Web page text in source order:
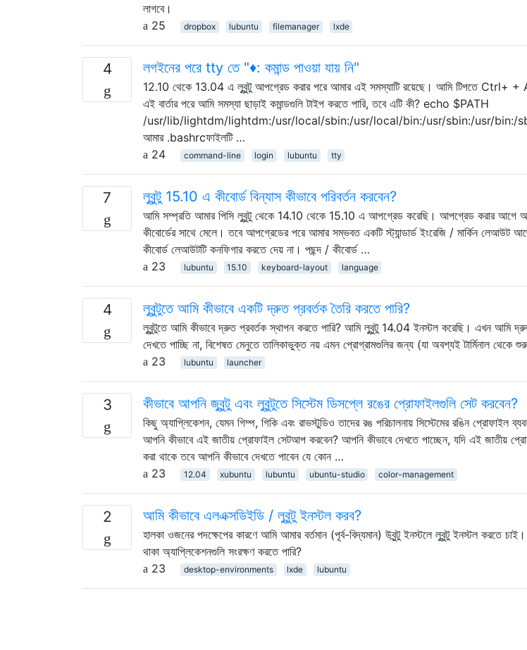
লাগবে।
25
dropbox lubuntu filemanager lxde
4 লগইনের পরে tty তে "♦: কমান্ড পাওয়া যায় নি"
12.10 থেকে 13.04 এ লুবুন্টু আপগ্রেড করার পরে আমার এই সমস্যাটি রয়েছে। আমি টিপতে
এই বার্তার পরে আমি সমস্যা ছাড়াই কমান্ডগুলি টাইপ করতে পারি, তবে এটি কী? echo $PATH
/usr/lib/lightdm/lightdm:/usr/local/sbin:/usr/local/bin:/usr/sbin:/usr/bin:/
আমার .bashrcফাইলটি …
24
command-line login lubuntu tty
7 লুবুন্টু 15.10 এ কীবোর্ড বিন্যাস কীভাবে পরিবর্তন করবেন?
আমি সম্প্রতি আমার পিসি লুবুন্টু থেকে 14.10 থেকে 15.10 এ আপগ্রেড করেছি। আপগ্রেড করার আগে
কীবোর্ডের সাথে মেলে। তবে আপগ্রেডের পরে আমার সম্ভবত একটি স্ট্যান্ডার্ড ইংরেজি / মার্কিন লেআউট
কীবোর্ড লেআউটটি কনফিগার করতে দেয় না। পছন্দ / কীবোর্ড …
23
lubuntu 15.10 keyboard-layout language
4 লুবুন্টুতে আমি কীভাবে একটি দ্রুত প্রবর্তক তৈরি করতে পারি?
লুবুন্টুতে আমি কীভাবে দ্রুত প্রবর্তক স্থাপন করতে পারি? আমি লুবুন্টু 14.04 ইনস্টল করেছি। এখন আমি
দেখতে পাচ্ছি না, বিশেষত মেনুতে তালিকাভুক্ত নয় এমন প্রোগ্রামগুলির জন্য (যা অবশ্যই টার্মিনাল থেকে
23
lubuntu launcher
3 কীভাবে আপনি জুবুন্টু এবং লুবুন্টুতে সিস্টেম ডিসপ্লে রঙের প্রোফাইলগুলি সেট করবেন?
কিছু অ্যাপ্লিকেশন, যেমন গিম্প, গিকি এবং রাভস্টুডিও তাদের রঙ পরিচালনায় সিস্টেমের রঙিন প্রোফাইল
আপনি কীভাবে এই জাতীয় প্রোফাইল সেটআপ করবেন? আপনি কীভাবে দেখতে পাচ্ছেন, যদি এই জাতীয়
করা থাকে তবে আপনি কীভাবে দেখতে পাবেন যে কোন …
23
12.04 xubuntu lubuntu ubuntu-studio color-management
2 আমি কীভাবে এলএক্সডিইডি / লুবুন্টু ইনস্টল করব?
হালকা ওজনের পদক্ষেপের কারণে আমি আমার বর্তমান (পূর্ব-বিদ্যমান) উবুন্টু ইনস্টলে লুবুন্টু ইনস্টল করতে
থাকা অ্যাপ্লিকেশনগুলি সংরক্ষণ করতে পারি?
23
desktop-environments lxde lubuntu